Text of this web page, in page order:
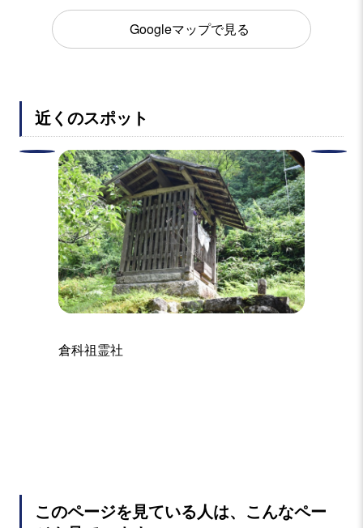
Googleマップで見る
近くのスポット
倉科祖霊社
このページを見ている人は、こんなペー